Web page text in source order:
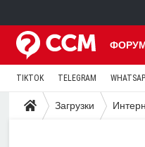
TIKTOK TELEGRAM
Загрузки